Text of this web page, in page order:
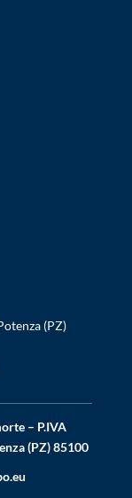
(PZ)
– P.IVA
(PZ) 85100